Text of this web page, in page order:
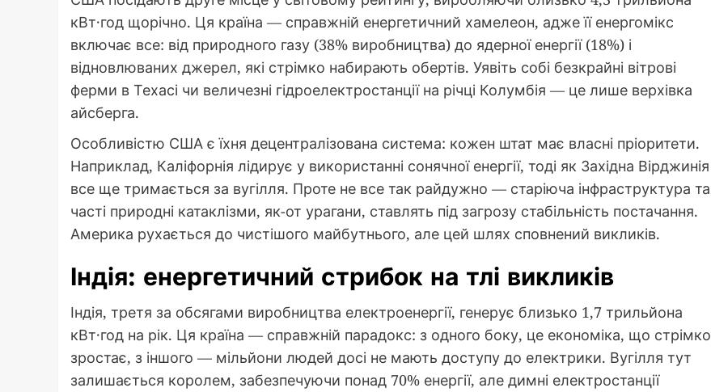
кВт·год щорічно. Ця країна — справжній енергетичний хамелеон, адже її енергомікс
включає все: від природного газу (38% виробництва) до ядерної енергії (18%) і
відновлюваних джерел, які стрімко набирають обертів. Уявіть собі безкрайні вітрові
ферми в Техасі чи величезні гідроелектростанції на річці Колумбія — це лише верхівка
айсберга.
Особливістю США є їхня децентралізована система: кожен штат має власні пріоритети.
Наприклад, Каліфорнія лідирує у використанні сонячної енергії, тоді як Західна Вірджинія
все ще тримається за вугілля. Проте не все так райдужно — старіюча інфраструктура та
часті природні катаклізми, як-от урагани, ставлять під загрозу стабільність постачання.
Америка рухається до чистішого майбутнього, але цей шлях сповнений викликів.
Індія: енергетичний стрибок на тлі викликів
Індія, третя за обсягами виробництва електроенергії, генерує близько 1,7 трильйона
кВт·год на рік. Ця країна — справжній парадокс: з одного боку, це економіка, що стрімко
зростає, з іншого — мільйони людей досі не мають доступу до електрики. Вугілля тут
залишається королем, забезпечуючи понад 70% енергії, але димні електростанції